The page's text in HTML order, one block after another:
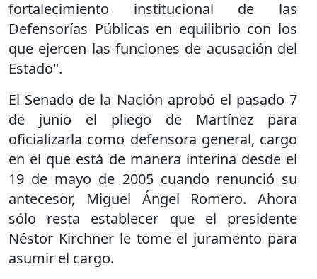
fortalecimiento institucional de las
Defensorías Públicas en equilibrio con los
que ejercen las funciones de acusación del
Estado".
El Senado de la Nación aprobó el pasado 7
de junio el pliego de Martínez para
oficializarla como defensora general, cargo
en el que está de manera interina desde el
19 de mayo de 2005 cuando renunció su
antecesor, Miguel Ángel Romero. Ahora
sólo resta establecer que el presidente
Néstor Kirchner le tome el juramento para
asumir el cargo.